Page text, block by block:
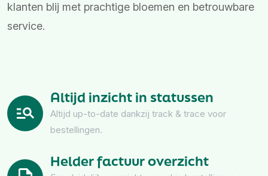
Altijd inzicht in statussen
Altijd up-to-date dankzij track & trace voor
bestellingen.
Helder factuur overzicht
klanten blij met prachtige bloemen en betrouwbare
service.